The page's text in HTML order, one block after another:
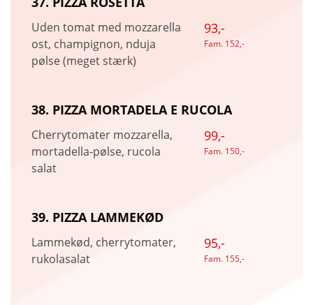
Uden tomat med mozzarella
ost, champignon, nduja
pølse (meget stærk)
93,-
Fam. 152,-
38. PIZZA MORTADELA E RUCOLA
Cherrytomater mozzarella,
mortadella-pølse, rucola
salat
99,-
Fam. 150,-
39. PIZZA LAMMEKØD
Lammekød, cherrytomater,
rukolasalat
95,-
Fam. 155,-